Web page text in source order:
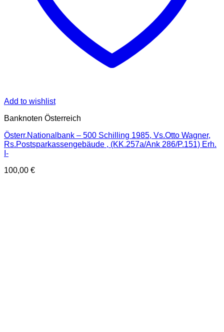
Add to wishlist
Banknoten Österreich
Österr.Nationalbank – 500 Schilling 1985, Vs.Otto Wagner,
Rs.Postsparkassengebäude , (KK.257a/Ank 286/P.151) Erh.
I-
100,00 €